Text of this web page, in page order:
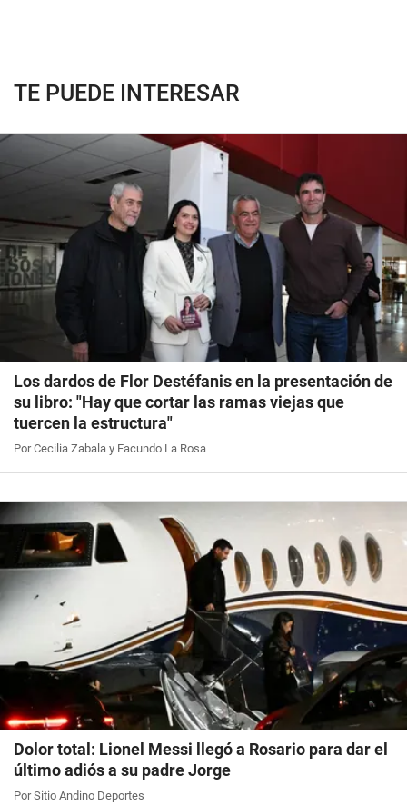
TE PUEDE INTERESAR
Los dardos de Flor Destéfanis en la presentación de
su libro: "Hay que cortar las ramas viejas que
tuercen la estructura"
Por Cecilia Zabala y Facundo La Rosa
Dolor total: Lionel Messi llegó a Rosario para dar el
último adiós a su padre Jorge
Por Sitio Andino Deportes